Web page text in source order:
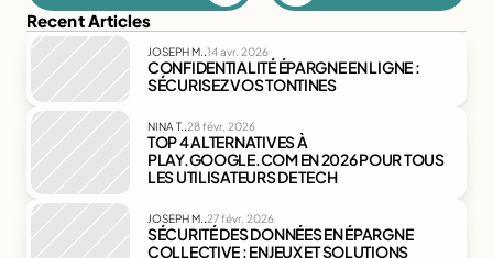
Recent Articles
JOSEPH M. .14 avr. 2026
CONFIDENTIALITÉ ÉPARGNE EN LIGNE :
SÉCURISEZ VOS TONTINES
NINA T. .28 févr. 2026
TOP 4 ALTERNATIVES À
PLAY.GOOGLE.COM EN 2026 POUR TOUS
LES UTILISATEURS DE TECH
JOSEPH M. .27 févr. 2026
SÉCURITÉ DES DONNÉES EN ÉPARGNE
COLLECTIVE : ENJEUX ET SOLUTIONS